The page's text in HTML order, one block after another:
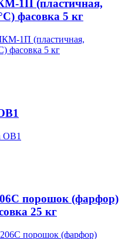
1П (пластичная,
фасовка 5 кг
порошок (фарфор)
25 кг